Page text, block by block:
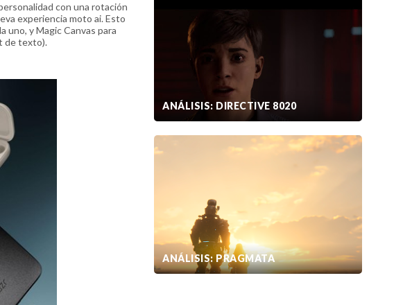
con una rotación
experiencia moto ai. Esto
uno, y Magic Canvas para
de texto).
ANÁLISIS: DIRECTIVE 8020
ANÁLISIS: PRAGMATA